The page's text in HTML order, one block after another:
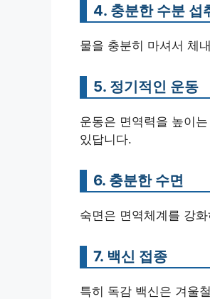
4. 충분한 수분 섭
물을 충분히 마셔서 체
5. 정기적인 운동
운동은 면역력을 높이
있답니다.
6. 충분한 수면
숙면은 면역체계를 강
7. 백신 접종
특히 독감 백신은 겨울